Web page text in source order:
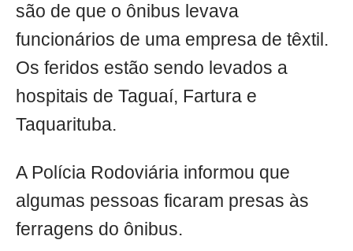
são de que o ônibus levava
funcionários de uma empresa de têxtil.
Os feridos estão sendo levados a
hospitais de Taguaí, Fartura e
Taquarituba.
A Polícia Rodoviária informou que
algumas pessoas ficaram presas às
ferragens do ônibus.